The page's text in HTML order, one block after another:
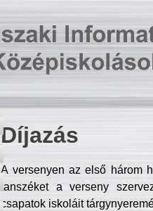
Díjazás
A versenyen az első három
tanszéket a verseny
csapatok iskoláit